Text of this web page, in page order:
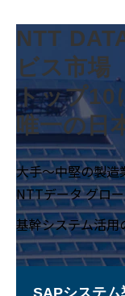
NTT
ビス市場
トップ10
唯一の日
大手〜中堅の製造
NTTデータ グロ
基幹システム活用
SAPシステム